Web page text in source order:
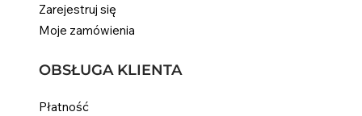
Zarejestruj się
Moje zamówienia
OBSŁUGA KLIENTA
Płatność